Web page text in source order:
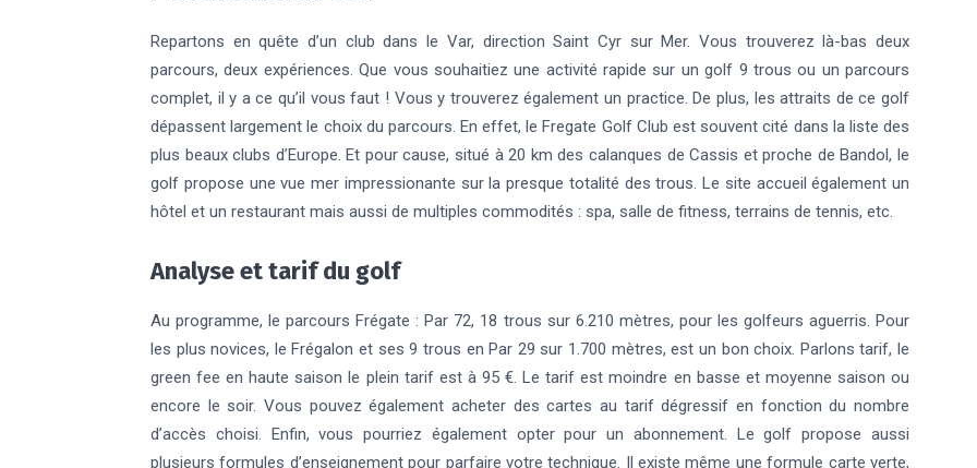
Repartons en quête d’un club dans le Var, direction Saint Cyr sur Mer. Vous trouverez là-bas deux
parcours, deux expériences. Que vous souhaitiez une activité rapide sur un golf 9 trous ou un parcours
complet, il y a ce qu’il vous faut ! Vous y trouverez également un practice. De plus, les attraits de ce golf
dépassent largement le choix du parcours. En effet, le Fregate Golf Club est souvent cité dans la liste des
plus beaux clubs d’Europe. Et pour cause, situé à 20 km des calanques de Cassis et proche de Bandol, le
golf propose une vue mer impressionante sur la presque totalité des trous. Le site accueil également un
hôtel et un restaurant mais aussi de multiples commodités : spa, salle de fitness, terrains de tennis, etc.
Analyse et tarif du golf
Au programme, le parcours Frégate : Par 72, 18 trous sur 6.210 mètres, pour les golfeurs aguerris. Pour
les plus novices, le Frégalon et ses 9 trous en Par 29 sur 1.700 mètres, est un bon choix. Parlons tarif, le
green fee en haute saison le plein tarif est à 95 €. Le tarif est moindre en basse et moyenne saison ou
encore le soir. Vous pouvez également acheter des cartes au tarif dégressif en fonction du nombre
d’accès choisi. Enfin, vous pourriez également opter pour un abonnement. Le golf propose aussi
plusieurs formules d’enseignement pour parfaire votre technique. Il existe même une formule carte verte,